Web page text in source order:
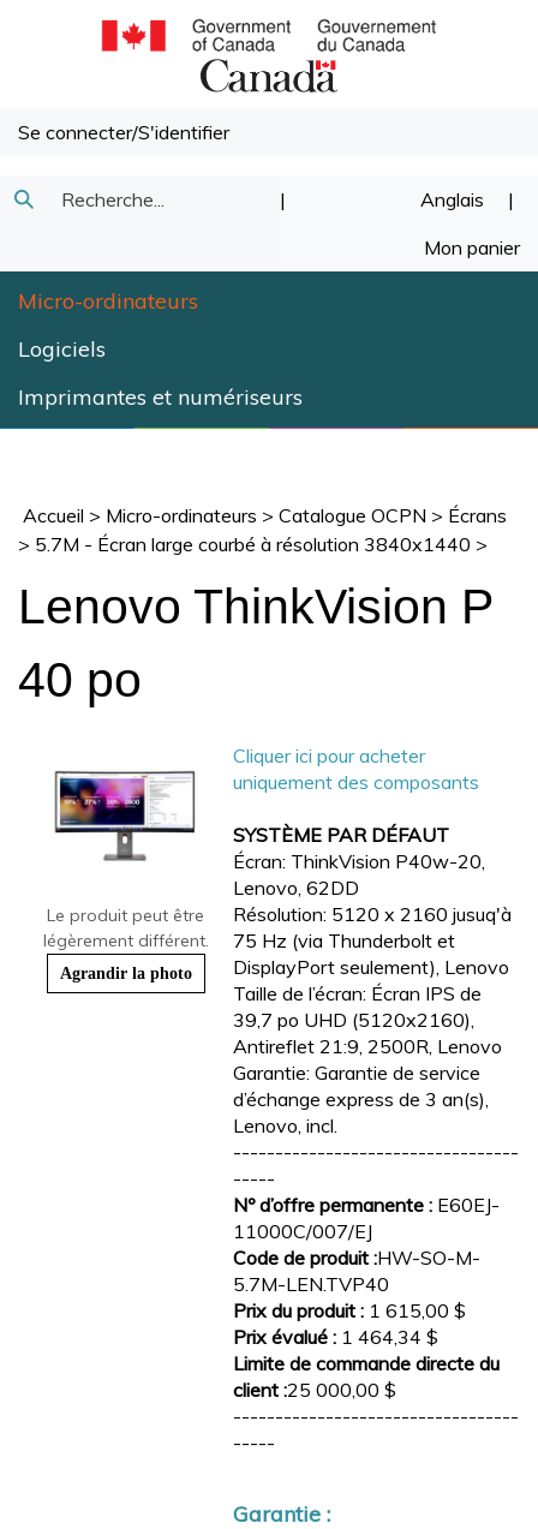
Se connecter/S'identifier
Recherche
Soumettre
recherche
| Anglais |
Mon panier
Micro-ordinateurs
Logiciels
Imprimantes et numériseurs
Accueil > Micro-ordinateurs > Catalogue OCPN > Écrans
> 5.7M - Écran large courbé à résolution 3840x1440 >
Lenovo ThinkVision P
40 po
Le produit peut être
légèrement différent.
Agrandir la photo
Cliquer ici pour acheter
uniquement des composants
SYSTÈME PAR DÉFAUT
Écran: ThinkVision P40w-20,
Lenovo, 62DD
Résolution: 5120 x 2160 jusuq'à
75 Hz (via Thunderbolt et
DisplayPort seulement), Lenovo
Taille de l’écran: Écran IPS de
39,7 po UHD (5120x2160),
Antireflet 21:9, 2500R, Lenovo
Garantie: Garantie de service
d’échange express de 3 an(s),
Lenovo, incl.
----------------------------------
-----
Nº d’offre permanente : E60EJ-
11000C/007/EJ
Code de produit :HW-SO-M-
5.7M-LEN.TVP40
Prix du produit : 1 615,00 $
Prix évalué : 1 464,34 $
Limite de commande directe du
client :25 000,00 $
----------------------------------
-----
Garantie :